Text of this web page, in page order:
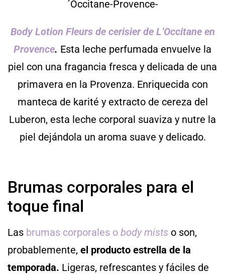
Body Lotion Fleurs de cerisier de L’Occitane en
Provence. Esta leche perfumada envuelve la
piel con una fragancia fresca y delicada de una
primavera en la Provenza. Enriquecida con
manteca de karité y extracto de cereza del
Luberon, esta leche corporal suaviza y nutre la
piel dejándola un aroma suave y delicado.
Brumas corporales para el
toque final
Las brumas corporales o body mists o son,
probablemente, el producto estrella de la
temporada. Ligeras, refrescantes y fáciles de